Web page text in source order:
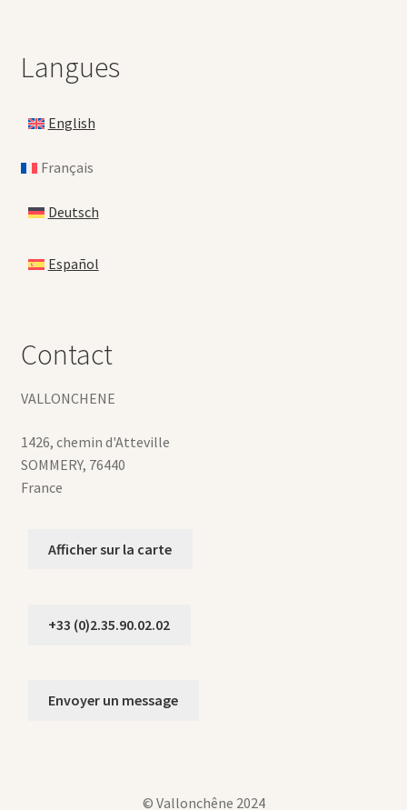
Langues
English
Français
Deutsch
Español
Contact
VALLONCHENE
1426, chemin d'Atteville
SOMMERY, 76440
France
Afficher sur la carte
+33 (0)2.35.90.02.02
Envoyer un message
© Vallonchêne 2024